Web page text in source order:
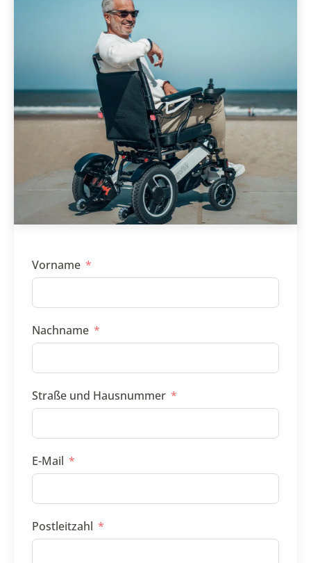
Vorname
Nachname
Straße und Hausnummer
E-Mail
Postleitzahl